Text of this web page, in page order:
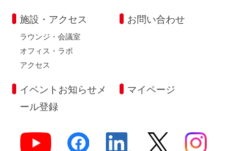
施設・アクセス
ラウンジ・会議室
オフィス・ラボ
アクセス
お問い合わせ
イベントお知らせメ
ール登録
マイページ